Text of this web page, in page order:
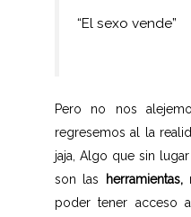
“El sexo vende”
Pero no nos
regresemos al la
jaja, Algo que sin
son las herramientas,
poder tener acceso